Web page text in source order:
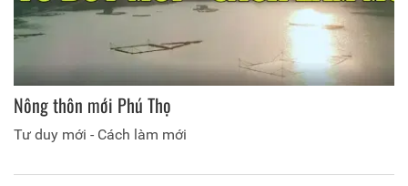
Nông thôn mới Phú Thọ
Tư duy mới - Cách làm mới